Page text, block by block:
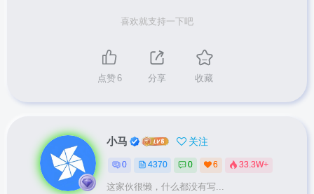
喜欢就支持一下吧
点赞6 分享 收藏
小马 关注
0 4370 0 6 33.3W+
这家伙很懒，什么都没有写...